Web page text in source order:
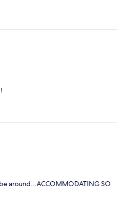
around...ACCOMMODATING SO